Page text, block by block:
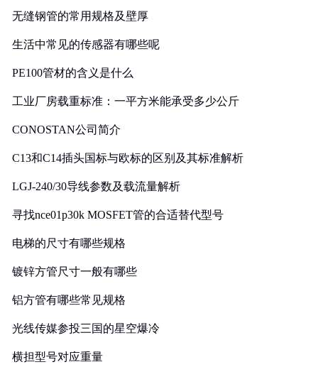
无缝钢管的常用规格及壁厚
生活中常见的传感器有哪些呢
PE100管材的含义是什么
工业厂房载重标准：一平方米能承受多少公斤
CONOSTAN公司简介
C13和C14插头国标与欧标的区别及其标准解析
LGJ-240/30导线参数及载流量解析
寻找nce01p30k MOSFET管的合适替代型号
电梯的尺寸有哪些规格
镀锌方管尺寸一般有哪些
铝方管有哪些常见规格
光线传媒参投三国的星空爆冷
横担型号对应重量